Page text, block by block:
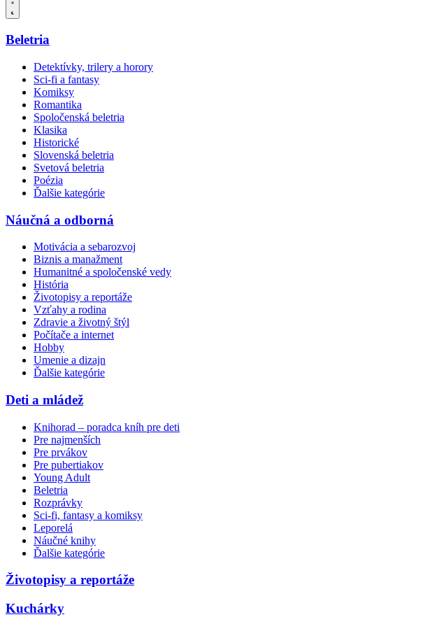
Beletria
Detektívky, trilery a horory
Sci-fi a fantasy
Komiksy
Romantika
Spoločenská beletria
Klasika
Historické
Slovenská beletria
Svetová beletria
Poézia
Ďalšie kategórie
Náučná a odborná
Motivácia a sebarozvoj
Biznis a manažment
Humanitné a spoločenské vedy
História
Životopisy a reportáže
Vzťahy a rodina
Zdravie a životný štýl
Počítače a internet
Hobby
Umenie a dizajn
Ďalšie kategórie
Deti a mládež
Knihorad – poradca kníh pre deti
Pre najmenších
Pre prvákov
Pre pubertiakov
Young Adult
Beletria
Rozprávky
Sci-fi, fantasy a komiksy
Leporelá
Náučné knihy
Ďalšie kategórie
Životopisy a reportáže
Kuchárky